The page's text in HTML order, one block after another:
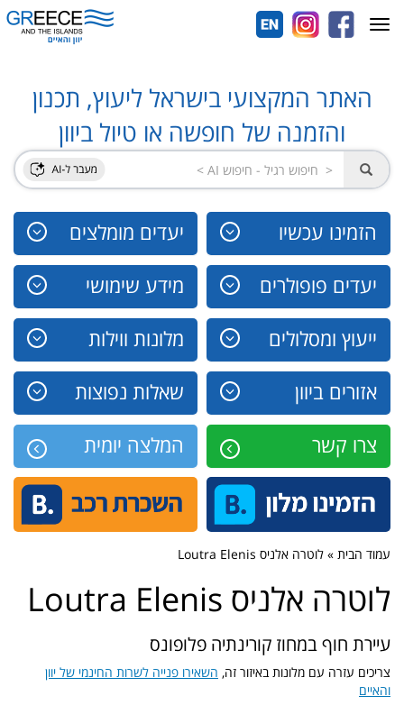
האתר המקצועי בישראל ליעוץ, תכנון
והזמנה של חופשה או טיול ביוון
הזמינו עכשיו יעדים מומלצים
יעדים פופולרים מידע שימושי
ייעוץ ומסלולים מלונות ווילות
אזורים ביוון שאלות נפוצות
צרו קשר המלצה יומית
Toggle
navigation
עמוד הבית » לוטרה אלניס Loutra Elenis
לוטרה אלניס Loutra Elenis
עיירת חוף במחוז קורינתיה פלופונס
צריכים עזרה עם מלונות באיזור זה, השאירו פנייה לשרות החינמי של יוון
והאיים